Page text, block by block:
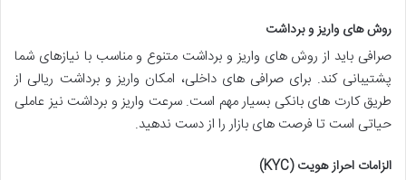
روش های واریز و برداشت
صرافی باید از روش های واریز و برداشت متنوع و مناسب با نیازهای شما
پشتیبانی کند. برای صرافی های داخلی، امکان واریز و برداشت ریالی از
طریق کارت های بانکی بسیار مهم است. سرعت واریز و برداشت نیز عاملی
حیاتی است تا فرصت های بازار را از دست ندهید.
الزامات احراز هویت (KYC)